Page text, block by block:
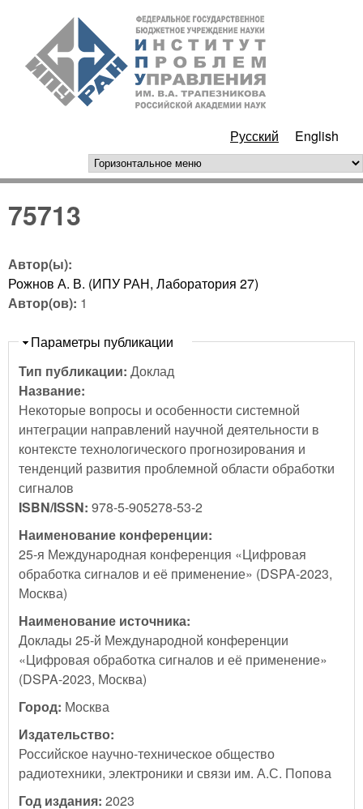
Перейти к основному
содержанию
РАН
Русский English
горизонтальное меню
75713
Автор(ы):
Рожнов А. В. (ИПУ РАН, Лаборатория 27)
Автор(ов): 1
Скрыть
Параметры публикации
Тип публикации: Доклад
Название:
Некоторые вопросы и особенности системной
интеграции направлений научной деятельности в
контексте технологического прогнозирования и
тенденций развития проблемной области обработки
сигналов
ISBN/ISSN: 978-5-905278-53-2
Наименование конференции:
25-я Международная конференция «Цифровая
обработка сигналов и её применение» (DSPA-2023,
Москва)
Наименование источника:
Доклады 25-й Международной конференции
«Цифровая обработка сигналов и её применение»
(DSPA-2023, Москва)
Город: Москва
Издательство:
Российское научно-техническое общество
радиотехники, электроники и связи им. А.С. Попова
Год издания: 2023